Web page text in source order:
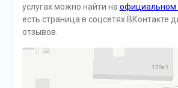
услугах можно найти наофициальном
есть страница в соцсетях ВКонтакте
отзывов.